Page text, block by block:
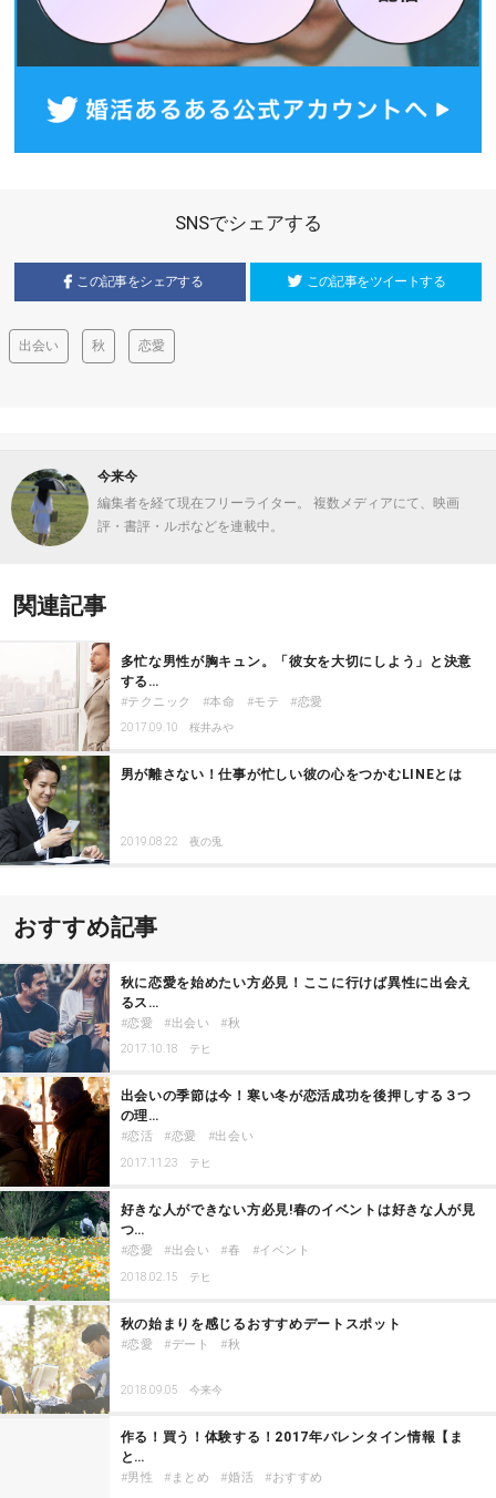
SNSでシェアする
この記事をシェアする この記事をツイートする
出会い 秋 恋愛
今来今
編集者を経て現在フリーライター。 複数メディアにて、映画
評・書評・ルポなどを連載中。
関連記事
多忙な男性が胸キュン。「彼女を大切にしよう」と決意
する…
テクニック 本命 モテ 恋愛
2017.09.10 桜井みや
男が離さない！仕事が忙しい彼の心をつかむLINEとは
2019.08.22 夜の兎
おすすめ記事
秋に恋愛を始めたい方必見！ここに行けば異性に出会え
るス…
恋愛 出会い 秋
2017.10.18 テヒ
出会いの季節は今！寒い冬が恋活成功を後押しする３つ
の理…
恋活 恋愛 出会い
2017.11.23 テヒ
好きな人ができない方必見!春のイベントは好きな人が見
つ…
恋愛 出会い 春 イベント
2018.02.15 テヒ
秋の始まりを感じるおすすめデートスポット
恋愛 デート 秋
2018.09.05 今来今
作る！買う！体験する！2017年バレンタイン情報【ま
と…
男性 まとめ 婚活 おすすめ